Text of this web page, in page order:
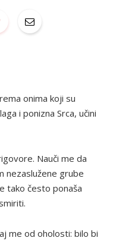
onima koji su
i ponizna Srca, učini
Nauči me da
nezaslužene grube
tako često ponaša
me od oholosti: bilo bi